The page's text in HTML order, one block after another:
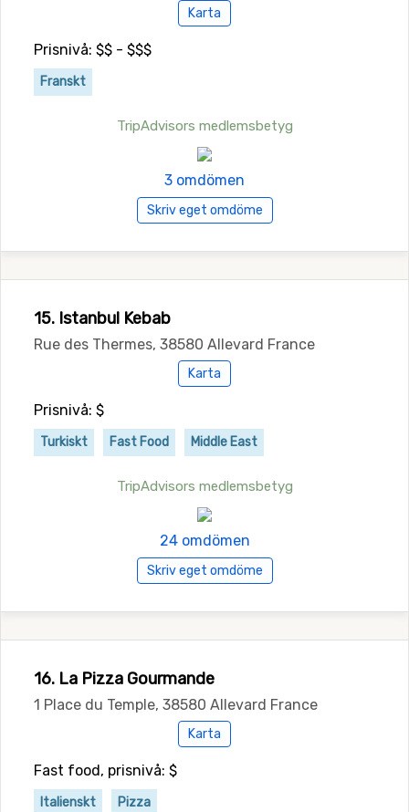
Karta
Prisnivå: $$ - $$$
Franskt
TripAdvisors medlemsbetyg
3 omdömen
Skriv eget omdöme
15. Istanbul Kebab
Rue des Thermes, 38580 Allevard France
Karta
Prisnivå: $
Turkiskt Fast Food Middle East
TripAdvisors medlemsbetyg
24 omdömen
Skriv eget omdöme
16. La Pizza Gourmande
1 Place du Temple, 38580 Allevard France
Karta
Fast food, prisnivå: $
Italienskt Pizza